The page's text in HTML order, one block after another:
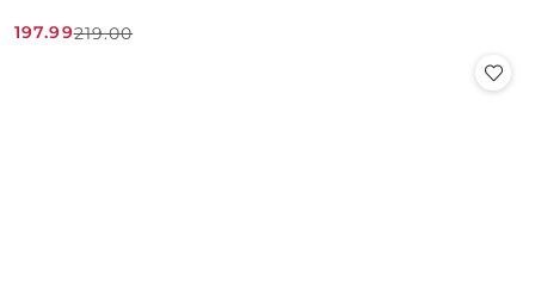
Cena
197.99
Cena
219.00